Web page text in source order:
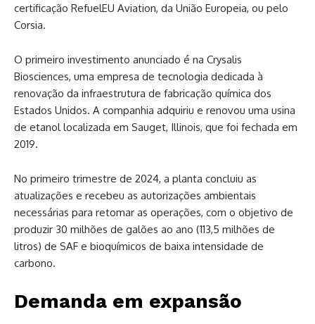
certificação RefuelEU Aviation, da União Europeia, ou pelo
Corsia.
O primeiro investimento anunciado é na Crysalis
Biosciences, uma empresa de tecnologia dedicada à
renovação da infraestrutura de fabricação química dos
Estados Unidos. A companhia adquiriu e renovou uma usina
de etanol localizada em Sauget, Illinois, que foi fechada em
2019.
No primeiro trimestre de 2024, a planta concluiu as
atualizações e recebeu as autorizações ambientais
necessárias para retomar as operações, com o objetivo de
produzir 30 milhões de galões ao ano (113,5 milhões de
litros) de SAF e bioquímicos de baixa intensidade de
carbono.
Demanda em expansão